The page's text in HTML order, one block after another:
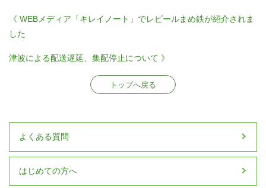
《 WEBメディア「キレイノート」でレピールまめ鉄が紹介されま
した
津波による配送遅延、集配停止について 》
トップへ戻る
よくある質問
はじめての方へ